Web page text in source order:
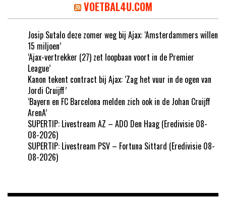
VOETBAL4U.COM
Josip Sutalo deze zomer weg bij Ajax: ‘Amsterdammers willen
15 miljoen’
‘Ajax-vertrekker (27) zet loopbaan voort in de Premier
League’
Kanon tekent contract bij Ajax: ‘Zag het vuur in de ogen van
Jordi Cruijff’
‘Bayern en FC Barcelona melden zich ook in de Johan Cruijff
ArenA’
SUPERTIP: Livestream AZ – ADO Den Haag (Eredivisie 08-
08-2026)
SUPERTIP: Livestream PSV – Fortuna Sittard (Eredivisie 08-
08-2026)